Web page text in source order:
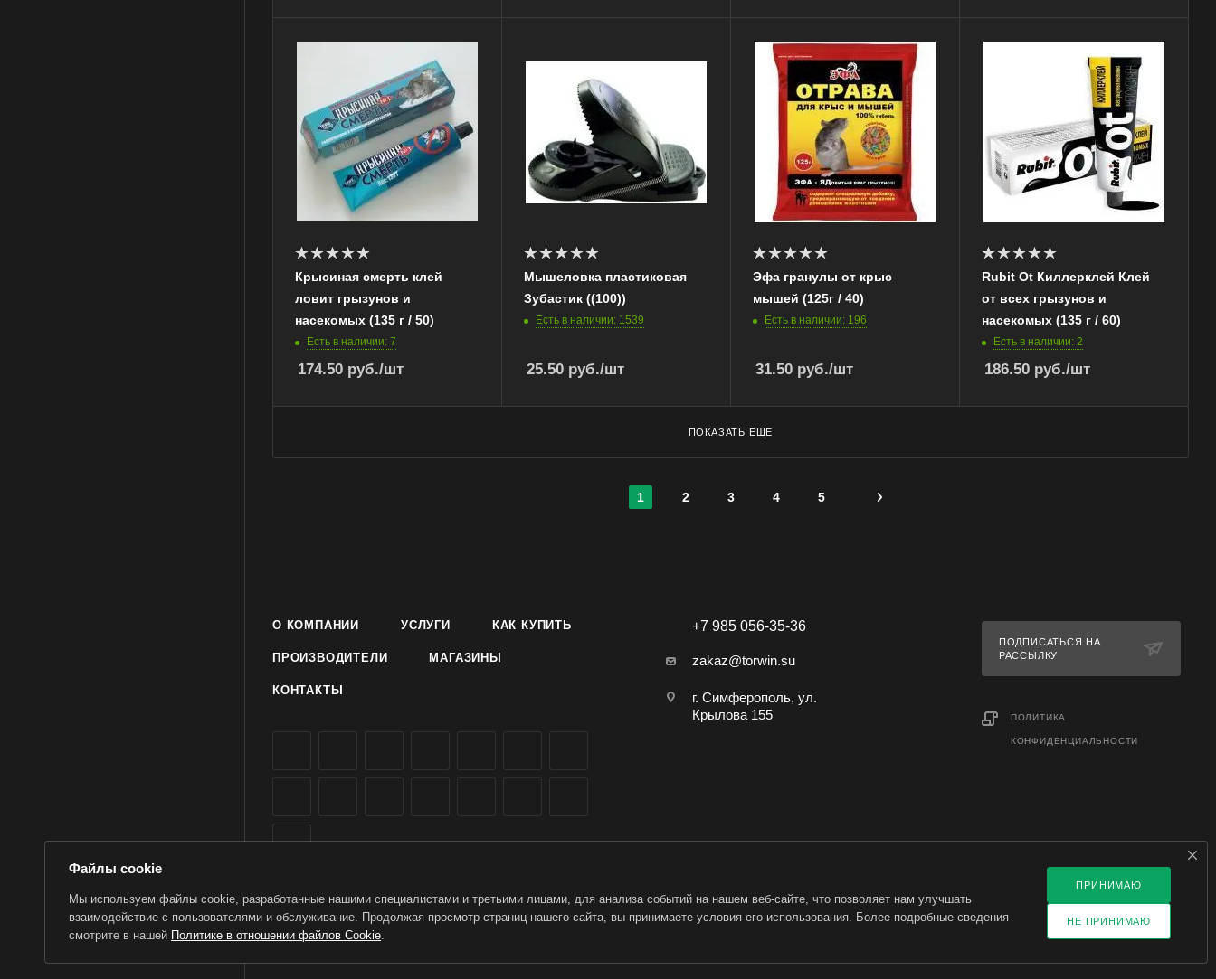
Крысиная смерть клей
ловит грызунов и
насекомых (135 г / 50)
Есть в наличии: 7
174.50 руб./шт
Мышеловка пластиковая
Зубастик ((100))
Есть в наличии: 1539
25.50 руб./шт
Эфа гранулы от крыс
мышей (125г / 40)
Есть в наличии: 196
31.50 руб./шт
Rubit Ot Киллерклей Клей
от всех грызунов и
насекомых (135 г / 60)
Есть в наличии: 2
186.50 руб./шт
ПОКАЗАТЬ ЕЩЕ
1 2 3 4 5
О КОМПАНИИ УСЛУГИ КАК КУПИТЬ
ПРОИЗВОДИТЕЛИ МАГАЗИНЫ
КОНТАКТЫ
+7 985 056-35-36
zakaz@torwin.su
г. Симферополь, ул.
Крылова 155
ПОДПИСАТЬСЯ НА
РАССЫЛКУ
ПОЛИТИКА
КОНФИДЕНЦИАЛЬНОСТИ
2026 © TorWin – интернет-магазин
Файлы cookie
Мы используем файлы cookie, разработанные нашими специалистами и третьими лицами, для анализа событий на нашем веб-сайте, что позволяет нам улучшать
взаимодействие с пользователями и обслуживание. Продолжая просмотр страниц нашего сайта, вы принимаете условия его использования. Более подробные сведения
смотрите в нашей Политике в отношении файлов Cookie.
ПРИНИМАЮ
НЕ ПРИНИМАЮ